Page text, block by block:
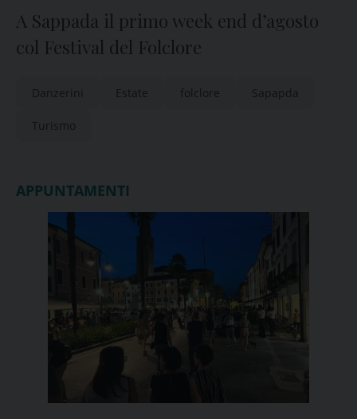
A Sappada il primo week end d’agosto
col Festival del Folclore
Danzerini Estate folclore Sapapda
Turismo
APPUNTAMENTI